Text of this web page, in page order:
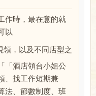
作時，最在意的就
以
領，以及不同店型之
「酒店領台小姐公
、找工作短期兼
法、節數制度、班